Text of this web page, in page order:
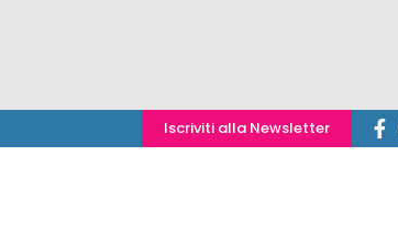
Iscriviti alla Newsletter